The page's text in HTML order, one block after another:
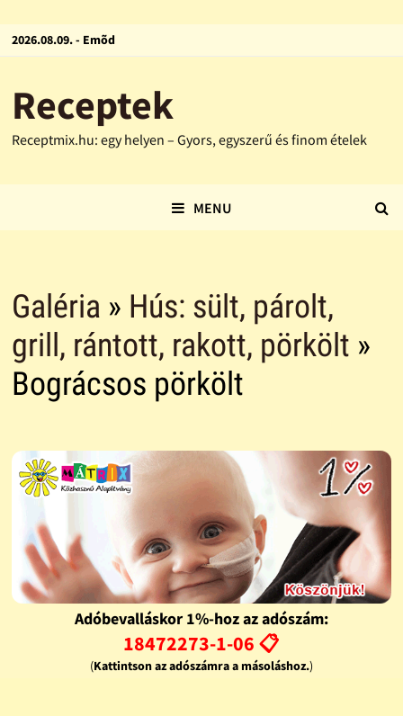
2026.08.09. - Emõd
Receptek
Receptmix.hu: egy helyen – Gyors, egyszerű és finom ételek
MENU
Galéria » Hús: sült, párolt,
grill, rántott, rakott, pörkölt »
Bográcsos pörkölt
Adóbevalláskor 1%-hoz az adószám:
18472273-1-06 📋
(Kattintson az adószámra a másoláshoz.)